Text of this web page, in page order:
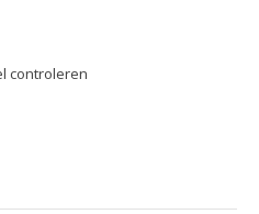
is
controleren